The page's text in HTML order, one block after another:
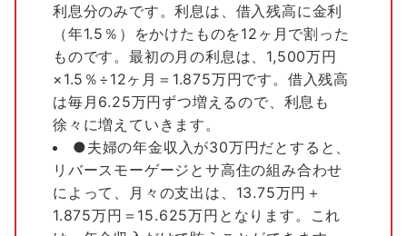
利息分のみです。利息は、借入残高に金利
（年1.5％）をかけたものを12ヶ月で割った
ものです。最初の月の利息は、1,500万円
×1.5％÷12ヶ月＝1.875万円です。借入残高
は毎月6.25万円ずつ増えるので、利息も
徐々に増えていきます。
●夫婦の年金収入が30万円だとすると、
リバースモーゲージとサ高住の組み合わせ
によって、月々の支出は、13.75万円＋
1.875万円＝15.625万円となります。これ